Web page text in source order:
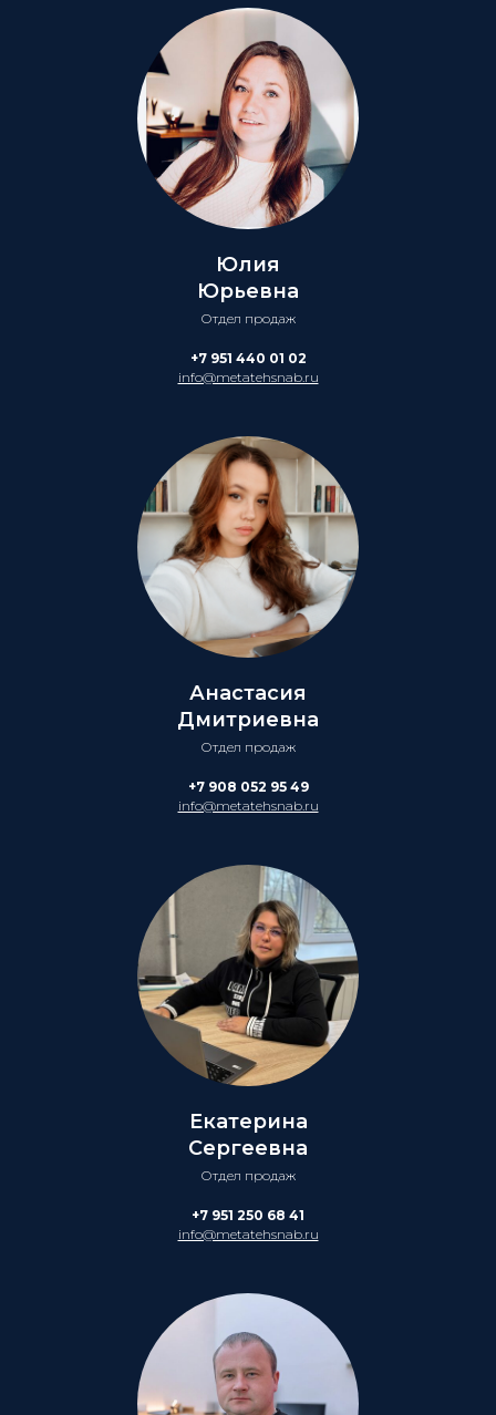
Юлия
Юрьевна
Отдел продаж
+7 951 440 01 02
info@metatehsnab.ru
Анастасия
Дмитриевна
Отдел продаж
+7 908 052 95 49
info@metatehsnab.ru
Екатерина
Сергеевна
Отдел продаж
+7 951 250 68 41
info@metatehsnab.ru